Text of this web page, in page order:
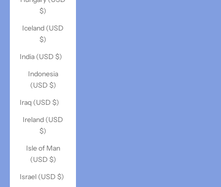
$)
Iceland (USD
$)
India (USD $)
Indonesia
(USD $)
Iraq (USD $)
Ireland (USD
$)
Isle of Man
(USD $)
Israel (USD $)